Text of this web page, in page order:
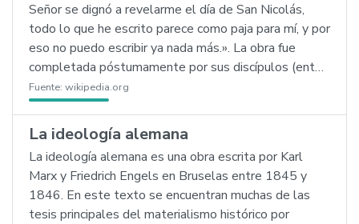
Señor se dignó a revelarme el día de San Nicolás,
todo lo que he escrito parece como paja para mí, y por
eso no puedo escribir ya nada más.». La obra fue
completada póstumamente por sus discípulos (ent…
Fuente: wikipedia.org
La ideología alemana
La ideología alemana es una obra escrita por Karl
Marx y Friedrich Engels en Bruselas entre 1845 y
1846. En este texto se encuentran muchas de las
tesis principales del materialismo histórico por